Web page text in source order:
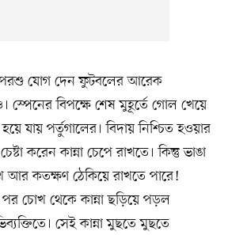
পরশু যোগ দেন ফুটবলের আরেক
স্পেনের বিপক্ষে শেষ মুহূর্তে গোল খেয়ে
যায় পর্তুগালের। বিদায় নিশ্চিত হওয়ার
করেন কান্না চেপে রাখতে। কিন্তু ভাঙা
আর কতক্ষণ ঠেকিয়ে রাখতে পারে!
চোখ থেকে কান্না ছড়িয়ে পড়ল
সেই কান্না মুছতে মুছতে